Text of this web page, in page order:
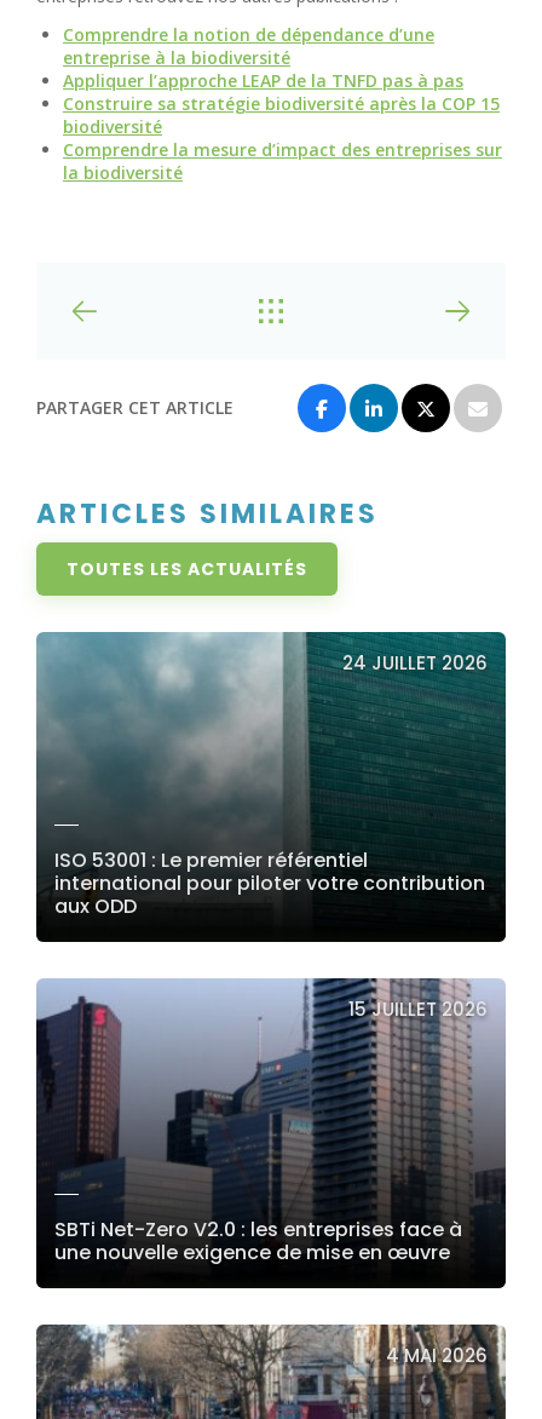
Comprendre la notion de dépendance d’une
entreprise à la biodiversité
Appliquer l’approche LEAP de la TNFD pas à pas
Construire sa stratégie biodiversité après la COP 15
biodiversité
Comprendre la mesure d’impact des entreprises sur
la biodiversité
PARTAGER CET ARTICLE
ARTICLES SIMILAIRES
TOUTES LES ACTUALITÉS
24 JUILLET 2026
ISO 53001 : Le premier référentiel
international pour piloter votre contribution
aux ODD
LIRE LA SUITE
15 JUILLET 2026
SBTi Net-Zero V2.0 : les entreprises face à
une nouvelle exigence de mise en œuvre
LIRE LA SUITE
4 MAI 2026